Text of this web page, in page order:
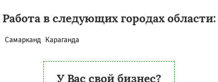
Работа в следующих городах области:
Самарканд Караганда
У Вас свой бизнес?